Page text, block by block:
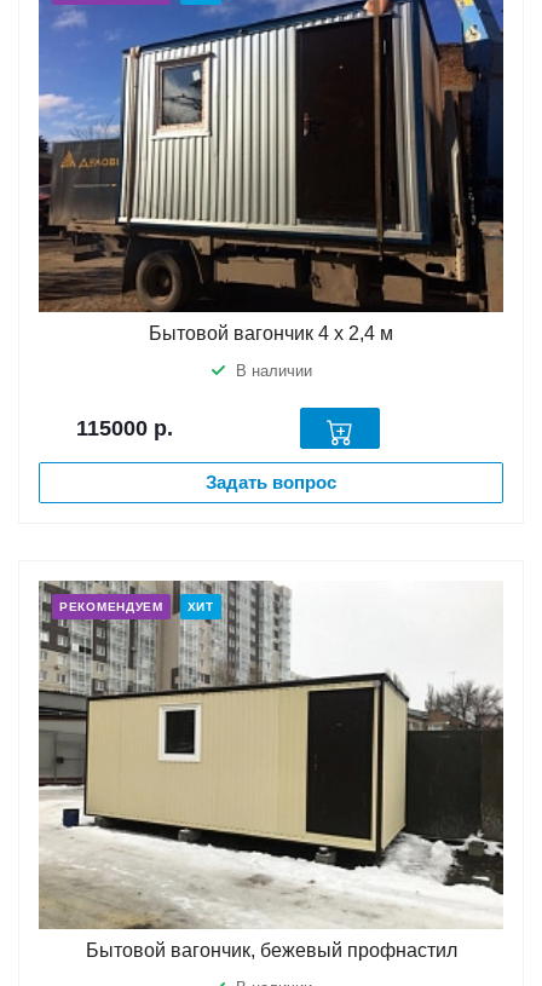
Бытовой вагончик 4 х 2,4 м
В наличии
115000 р.
Задать вопрос
РЕКОМЕНДУЕМ ХИТ
Бытовой вагончик, бежевый профнастил